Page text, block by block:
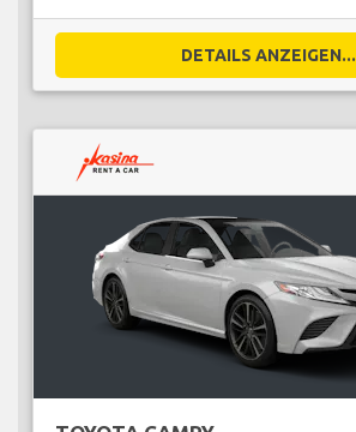
DETAILS ANZEIGEN...